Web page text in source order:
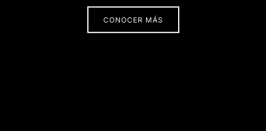
CONOCER MÁS